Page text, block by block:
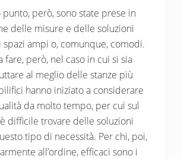
punto, però, sono state prese in
delle misure e delle soluzioni
spazi ampi o, comunque, comodi.
fare, però, nel caso in cui si sia
al meglio delle stanze più
hanno iniziato a considerare
da molto tempo, per cui sul
difficile trovare delle soluzioni
tipo di necessità. Per chi, poi,
all’ordine, efficaci sono i